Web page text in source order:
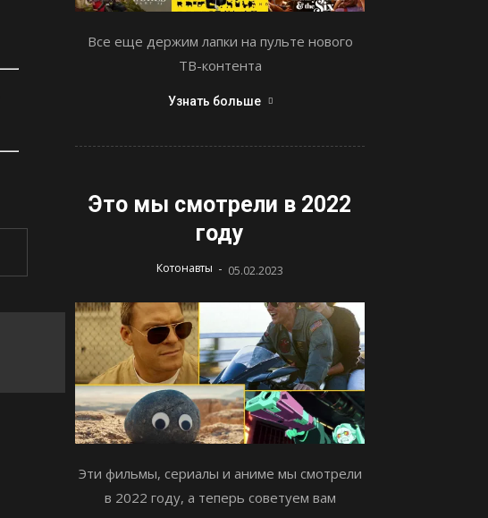
Все еще держим лапки на пульте нового
ТВ-контента
Узнать больше
Это мы смотрели в 2022
году
Котонавты - 05.02.2023
Эти фильмы, сериалы и аниме мы смотрели
в 2022 году, а теперь советуем вам